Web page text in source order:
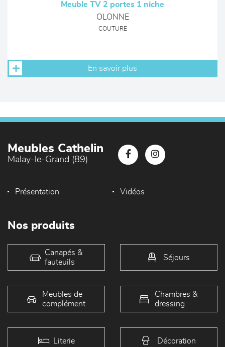
Meuble TV 2 portes 1 niche
OLONNE
COUTURE
En savoir plus
Meubles Cathelin
Malay-le-Grand (89)
Présentation Vidéos
Nos produits
Canapés &
fauteuils
Séjours
Meubles de
complément
Chambres &
dressing
Literie Décoration